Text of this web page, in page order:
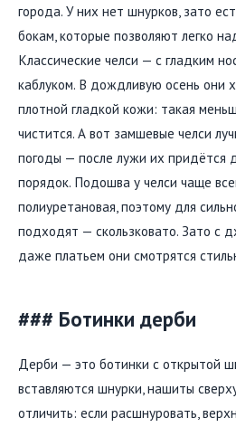
города. У них нет шнурков, зато
бокам, которые позволяют легко
Классические челси — с гладким
каблуком. В дождливую осень они
плотной гладкой кожи: такая
чистится. А вот замшевые челси
погоды — после лужи их придётся
порядок. Подошва у челси чаще
полиуретановая, поэтому для
подходят — скользковато. Зато с
даже платьем они смотрятся
### Ботинки дерби
Дерби — это ботинки с открытой
вставляются шнурки, нашиты
отличить: если расшнуровать,